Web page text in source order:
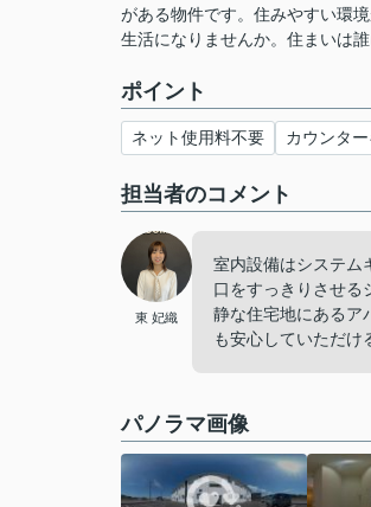
がある物件です。住みやすい環
生活になりませんか。住まいは
ポイント
ネット使用料不要 カウンタ
担当者のコメント
東 妃織
室内設備はシステム
口をすっきりさせる
静な住宅地にあるア
も安心していただ
パノラマ画像